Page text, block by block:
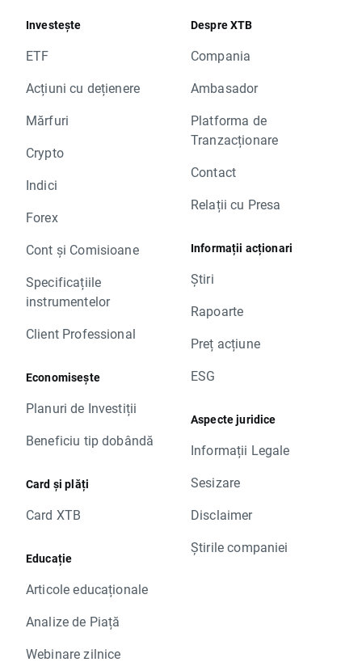
Investește
ETF
Acțiuni cu dețienere
Mărfuri
Crypto
Indici
Forex
Cont și Comisioane
Specificațiile
instrumentelor
Client Professional
Economisește
Planuri de Investiții
Beneficiu tip dobândă
Card și plăți
Card XTB
Educație
Articole educaționale
Analize de Piață
Webinare zilnice
Despre XTB
Compania
Ambasador
Platforma de
Tranzacționare
Contact
Relații cu Presa
Informații acționari
Știri
Rapoarte
Preț acțiune
ESG
Aspecte juridice
Informații Legale
Sesizare
Disclaimer
Știrile companiei